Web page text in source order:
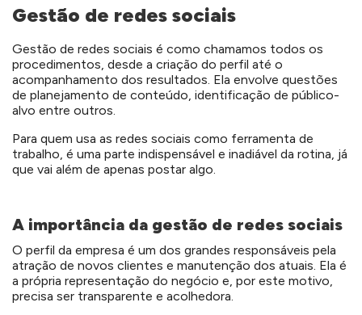
Gestão de redes sociais
Gestão de redes sociais é como chamamos todos os
procedimentos, desde a criação do perfil até o
acompanhamento dos resultados. Ela envolve questões
de planejamento de conteúdo, identificação de público-
alvo entre outros.
Para quem usa as redes sociais como ferramenta de
trabalho, é uma parte indispensável e inadiável da rotina, já
que vai além de apenas postar algo.
A importância da gestão de redes sociais
O perfil da empresa é um dos grandes responsáveis pela
atração de novos clientes e manutenção dos atuais. Ela é
a própria representação do negócio e, por este motivo,
precisa ser transparente e acolhedora.